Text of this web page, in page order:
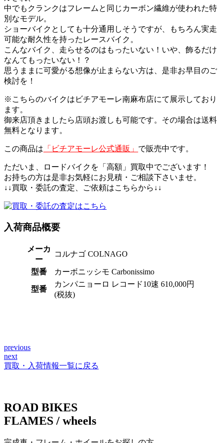
中でもクランクはフレームと同じカーボン繊維が使われた特
別なモデル。
ショーバイクとしても十分通用しそうですが、もちろん実走
可能な耐久性を持ったレースバイク。
こんなバイク、走らせるのはもったいない！いや、飾るだけ
なんてもったいない！？
思うままに可愛がる想像が止まらない方は、是非お早目のご
検討を！
※こちらのバイクはビチアモーレ南麻布店にて展示しており
ます。
御来店頂きましたら店頭お渡しも可能です。その場合は送料
無料となります。
この商品は 「ビチアモーレ公式通販」 で販売中です。
ただいま、ロードバイクを「高額」買取中でございます！
お持ちの方は是非お気軽にお見積・ご相談下さいませ。
↓↓買取・委託の査定、ご依頼はこちらから↓↓
入荷商品概要
メーカ
ー
コルナゴ COLNAGO
型番 カーボニッシモ Carbonissimo
型番
カンパニョーロ レコード10速 610,000円
(税抜)
投
稿
ゲ
previous
next
買取・入荷情報一覧に戻る
ROAD BIKES
FLAMES / wheels